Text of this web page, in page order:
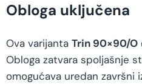
Obloga uključena
Ova varijanta Trin 90×90/O
Obloga zatvara spoljašnje
omogućava uredan završni